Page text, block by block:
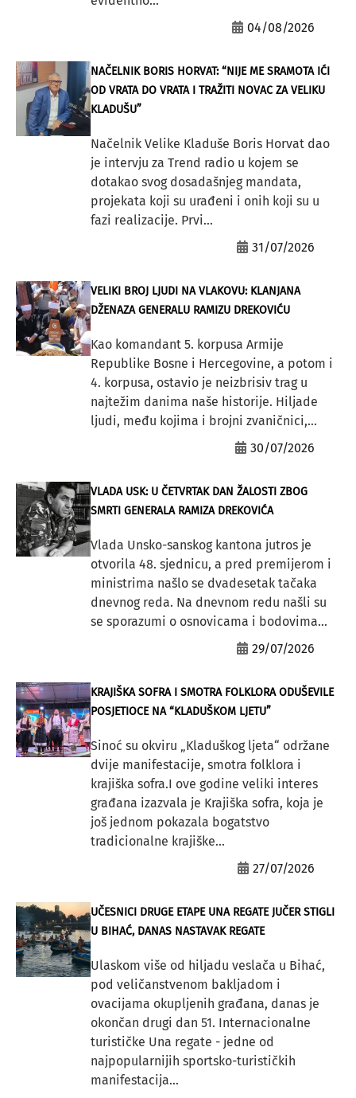
04/08/2026
NAČELNIK BORIS HORVAT: “NIJE ME SRAMOTA IĆI
OD VRATA DO VRATA I TRAŽITI NOVAC ZA VELIKU
KLADUŠU”
Načelnik Velike Kladuše Boris Horvat dao
je intervju za Trend radio u kojem se
dotakao svog dosadašnjeg mandata,
projekata koji su urađeni i onih koji su u
fazi realizacije. Prvi...
31/07/2026
VELIKI BROJ LJUDI NA VLAKOVU: KLANJANA
DŽENAZA GENERALU RAMIZU DREKOVIĆU
Kao komandant 5. korpusa Armije
Republike Bosne i Hercegovine, a potom i
4. korpusa, ostavio je neizbrisiv trag u
najtežim danima naše historije. Hiljade
ljudi, među kojima i brojni zvaničnici,...
30/07/2026
VLADA USK: U ČETVRTAK DAN ŽALOSTI ZBOG
SMRTI GENERALA RAMIZA DREKOVIĆA
Vlada Unsko-sanskog kantona jutros je
otvorila 48. sjednicu, a pred premijerom i
ministrima našlo se dvadesetak tačaka
dnevnog reda. Na dnevnom redu našli su
se sporazumi o osnovicama i bodovima...
29/07/2026
KRAJIŠKA SOFRA I SMOTRA FOLKLORA ODUŠEVILE
POSJETIOCE NA “KLADUŠKOM LJETU”
Sinoć su okviru „Kladuškog ljeta“ održane
dvije manifestacije, smotra folklora i
krajiška sofra.I ove godine veliki interes
građana izazvala je Krajiška sofra, koja je
još jednom pokazala bogatstvo
tradicionalne krajiške...
27/07/2026
UČESNICI DRUGE ETAPE UNA REGATE JUČER STIGLI
U BIHAĆ, DANAS NASTAVAK REGATE
Ulaskom više od hiljadu veslača u Bihać,
pod veličanstvenom bakljadom i
ovacijama okupljenih građana, danas je
okončan drugi dan 51. Internacionalne
turističke Una regate - jedne od
najpopularnijih sportsko-turističkih
manifestacija...